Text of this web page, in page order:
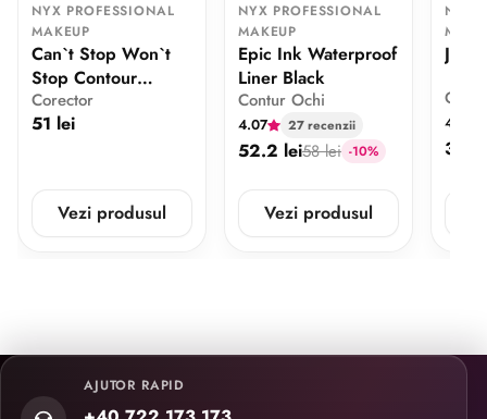
NYX PROFESSIONAL
MAKEUP
Can`t Stop Won`t
Stop Contour
Concealer Beige
Corector
51 lei
Vezi produsul
NYX PROFESSIONAL
MAKEUP
Epic Ink Waterproof
Liner Black
Contur Ochi
4.07 27 recenzii
52.2 lei58 lei -10%
Vezi produsul
NYX
4.84
35.1
AJUTOR RAPID